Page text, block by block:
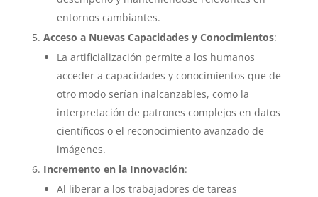
entornos cambiantes.
Acceso a Nuevas Capacidades y Conocimientos:
La artificialización permite a los humanos
acceder a capacidades y conocimientos que de
otro modo serían inalcanzables, como la
interpretación de patrones complejos en datos
científicos o el reconocimiento avanzado de
imágenes.
Incremento en la Innovación:
Al liberar a los trabajadores de tareas